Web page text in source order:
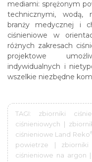
mediami: sprężonym
technicznymi, wodą,
branży medycznej i
ciśnieniowe w
różnych zakresach
projektowe
indywidualnych i
wszelkie niezbędne
TAGI: zbiorniki
ciśnieniowych |
ciśnieniowe Land Reko
powietrze |
ciśnieniowe na argon